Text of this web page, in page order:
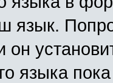
язык.
языка